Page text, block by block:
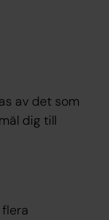
av det som
dig till